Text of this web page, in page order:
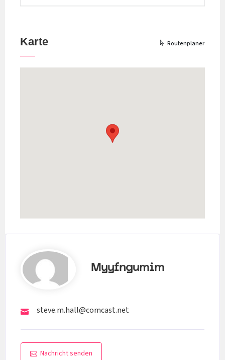
Karte Routenplaner
Myyfngumim
steve.m.hall@comcast.net
Nachricht senden